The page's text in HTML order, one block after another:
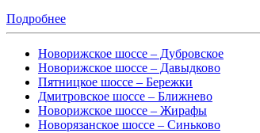
Подробнее
Новорижское шоссе – Дубровское
Новорижское шоссе – Давыдково
Пятницкое шоссе – Бережки
Дмитровское шоссе – Ближнево
Новорижское шоссе – Жирафы
Новорязанское шоссе – Синьково